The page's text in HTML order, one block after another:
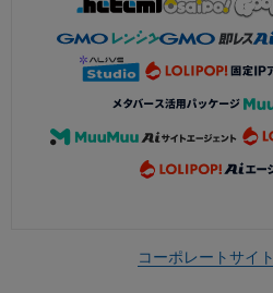
コーポレートサイト